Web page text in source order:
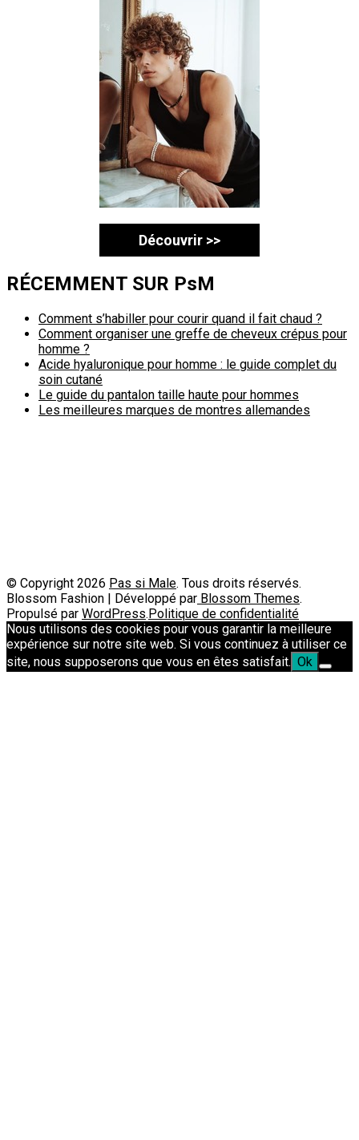
Découvrir >>
RÉCEMMENT SUR PsM
Comment s’habiller pour courir quand il fait chaud ?
Comment organiser une greffe de cheveux crépus pour
homme ?
Acide hyaluronique pour homme : le guide complet du
soin cutané
Le guide du pantalon taille haute pour hommes
Les meilleures marques de montres allemandes
© Copyright 2026 Pas si Male. Tous droits réservés.
Blossom Fashion | Développé par Blossom Themes.
Propulsé par WordPress. Politique de confidentialité
Nous utilisons des cookies pour vous garantir la meilleure
expérience sur notre site web. Si vous continuez à utiliser ce
site, nous supposerons que vous en êtes satisfait. Ok